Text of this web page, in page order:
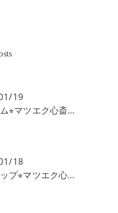
19
エグータム⭐︎マツエク心斎橋mvision
18
チョコザップ⭐︎マツエク心斎橋mvision